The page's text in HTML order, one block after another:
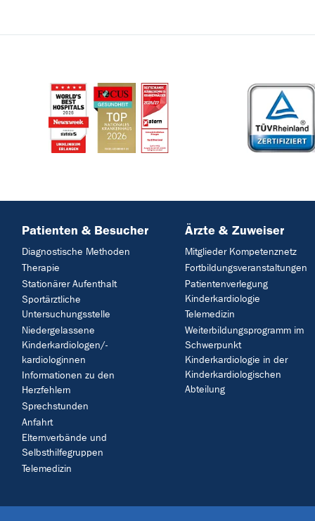
Patienten & Besucher
Diagnostische Methoden
Therapie
Stationärer Aufenthalt
Sportärztliche
Untersuchungsstelle
Niedergelassene
Kinderkardiologen/-
kardiologinnen
Informationen zu den
Herzfehlern
Sprechstunden
Anfahrt
Elternverbände und
Selbsthilfegruppen
Telemedizin
Ärzte & Zuweiser
Mitglieder Kompetenznetz
Fortbildungsveranstaltungen
Patientenverlegung
Kinderkardiologie
Telemedizin
Weiterbildungsprogramm im
Schwerpunkt
Kinderkardiologie in der
Kinderkardiologischen
Abteilung